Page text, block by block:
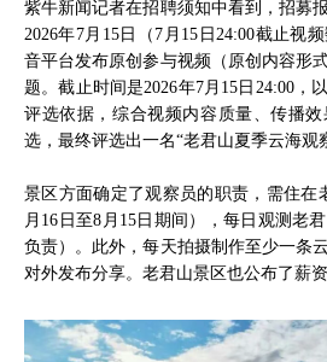
紫牛新闻记者在招聘须知中看到，招募
2026年7月15日（7月15日24:00截止视
音平台发布原创参与视频（原创内容形
题。截止时间是2026年7月15日24:00，
评选依据，综合视频内容质量、传播
选，最终评选出一名“老君山夏季云海
景区方面确定了观察员的职责，需住在
月16日至8月15日期间），每日观测老
负责）。此外，每天拍摄制作至少一条
对外发布分享。老君山景区也公布了薪资